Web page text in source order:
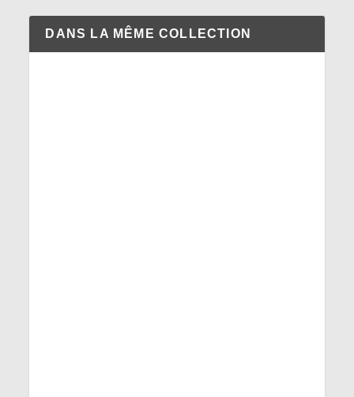
DANS LA MÊME COLLECTION